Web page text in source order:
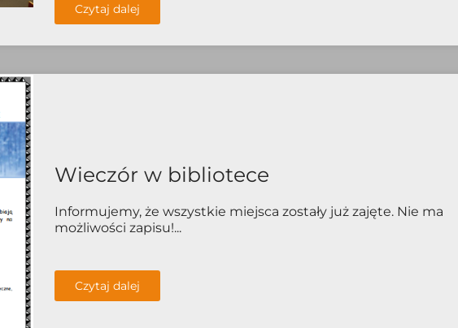
Czytaj dalej
Wieczór w bibliotece
Informujemy, że wszystkie miejsca zostały już zajęte. Nie ma
możliwości zapisu!...
Czytaj dalej